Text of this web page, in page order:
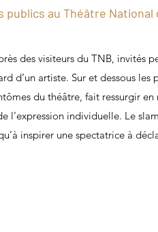
publics au Théâtre National
des visiteurs du TNB, invités
d’un artiste. Sur et dessous
du théâtre, fait ressurgir
l’expression individuelle. Le
inspirer une spectatrice à